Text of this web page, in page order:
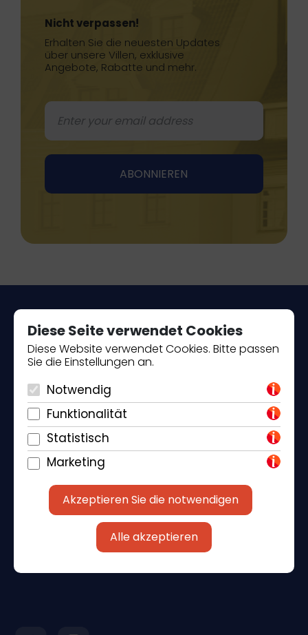
Diese Seite verwendet Cookies
Diese Website verwendet Cookies. Bitte passen
Sie die Einstellungen an.
Notwendig
Funktionalität
Statistisch
Marketing
Akzeptieren Sie die notwendigen
Alle akzeptieren
Nicht verpassen!
Erhalten Sie die neuesten Updates
über unsere Villen, exklusive
Angebote, Rabatte und mehr.
Piantade 41, 52440 Poreč
+385 98 184 4015
info@klickandbook.com